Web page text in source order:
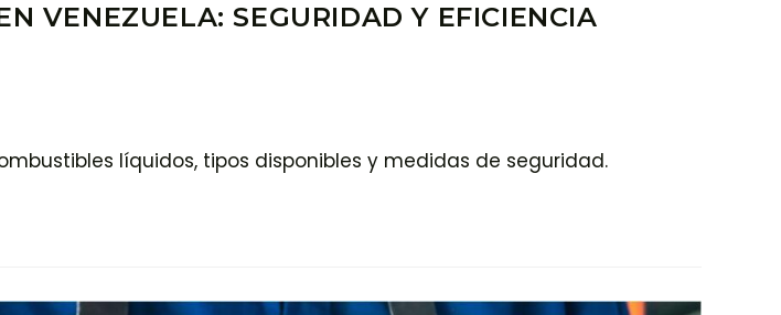
VENEZUELA: SEGURIDAD Y EFICIENCIA
líquidos, tipos disponibles y medidas de seguridad.